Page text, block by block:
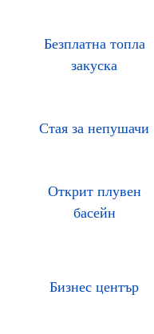
Безплатна топла
закуска
Стая за непушачи
Открит плувен
басейн
Бизнес център